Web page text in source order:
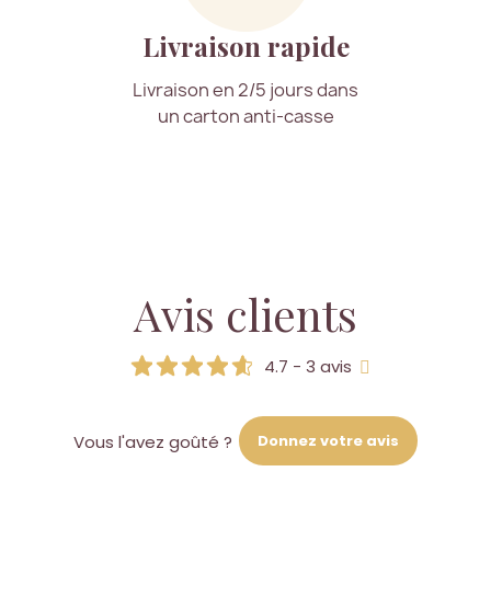
Livraison rapide
Livraison en 2/5 jours dans
un carton anti-casse
Avis clients
4.7 - 3 avis
Vous l'avez goûté ? Donnez votre avis